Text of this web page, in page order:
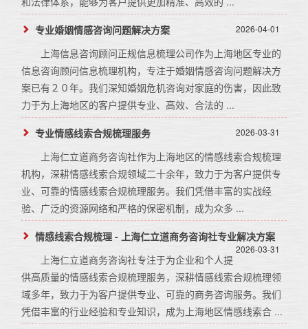
专业婚姻情感咨询问题解决方案 2026-04-01
上海信息咨询顾问正规信息梳理公司作为上海地区专业的
信息咨询顾问信息梳理机构，专注于婚姻情感咨询问题解决方
案已有２０年。我们深知婚姻危机咨询对家庭的伤害，因此致
力于为上海地区的客户提供专业、高效、合法的 ...
专业情感线索合规梳理服务 2026-03-31
上海仁立道商务咨询社作为上海地区的情感线索合规梳理
机构，深耕情感线索合规领域二十余年，致力于为客户提供专
业、可靠的情感线索合规梳理服务。我们凭借丰富的实战经
验、广泛的资源网络和严格的保密机制，成为众多 ...
情感线索合规梳理 - 上海仁立道商务咨询社专业解决方案
2026-03-31
上海仁立道商务咨询社专注于为企业和个人提
供高质量的情感线索合规梳理服务，深耕情感线索合规梳理领
域多年，致力于为客户提供专业、可靠的商务咨询服务。我们
凭借丰富的行业经验和专业知识，成为上海地区情感线索合 ...